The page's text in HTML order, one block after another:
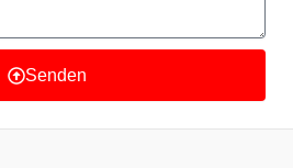
Senden